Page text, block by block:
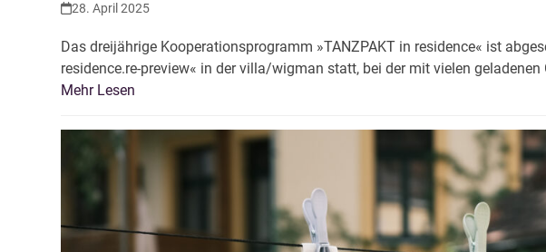
28. April 2025
Das dreijährige Kooperationsprogramm »TANZPAKT in residence« ist
residence.re-preview« in der villa/wigman statt, bei der mit vielen
Mehr Lesen